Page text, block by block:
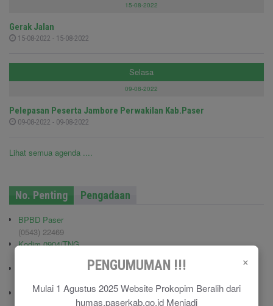
×
PENGUMUMAN !!!
Mulai 1 Agustus 2025 Website Prokopim Beralih dari
humas.paserkab.go.id Menjadi
15-08-2022
Gerak Jalan
15-08-2022 - 15-08-2022
Selasa
09-08-2022
Pelepasan Peserta Jambore Perwakilan Kab.Paser
09-08-2022 - 09-08-2022
Lihat semua agenda ....
No. Penting Pengadaan
BPBD Paser
(0543) 22469
Kodim 0904/TNG
Pemadam Kebakaran
Polisi Pamong Praja (Satpol PP)